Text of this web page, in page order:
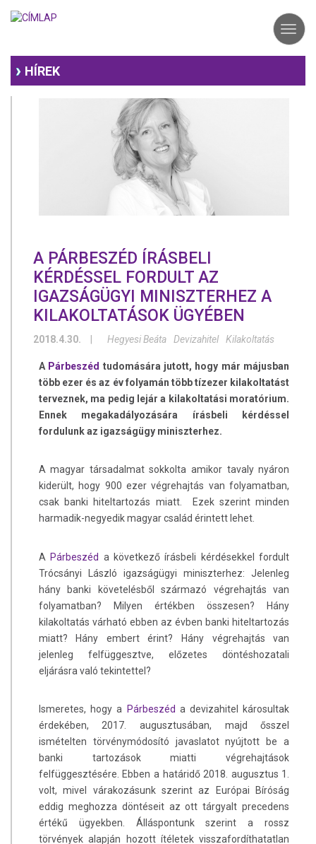
HÍREK
A PÁRBESZÉD ÍRÁSBELI
KÉRDÉSSEL FORDULT AZ
IGAZSÁGÜGY​I​ MINISZTERHEZ A
KILAKOLTATÁSOK ÜGYÉBEN
2018.4.30. Hegyesi Beáta Devizahitel Kilakoltatás
A Párbeszéd tudomására jutott, hogy már májusban
több ezer és az év folyamán több tízezer kilakoltatást
terveznek, ma pedig lejár a kilakoltatási moratórium.
Ennek megakadályozására írásbeli kérdéssel
fordulunk az igazságügy miniszterhez.
A magyar társadalmat sokkolta amikor tavaly nyáron
kiderült, hogy 900 ezer végrehajtás van folyamatban,
csak banki hiteltartozás miatt. Ezek szerint minden
harmadik-negyedik magyar család érintett lehet.
APárbeszéd a következő írásbeli kérdésekkel fordult
Trócsányi László igazságügyi miniszterhez: Jelenleg
hány banki követelésből származó végrehajtás van
folyamatban? Milyen értékben összesen? Hány
kilakoltatás várható ebben az évben banki hiteltartozás
miatt? Hány embert érint? Hány végrehajtás van
jelenleg felfüggesztve, előzetes döntéshozatali
eljárásra való tekintettel?
Ismeretes, hogy a Párbeszéd a devizahitel károsultak
érdekében, 2017. augusztusában, majd ősszel
ismételten törvénymódosító javaslatot nyújtott be a
banki tartozások miatti végrehajtások
felfüggesztésére. Ebben a határidő 2018. augusztus 1.
volt, mivel várakozásunk szerint az Európai Bíróság
eddig meghozza döntéseit az ott tárgyalt precedens
értékű ügyekben. Álláspontunk szerint a rossz
törvények alapján hozott ítéletek visszafordíthatatlan